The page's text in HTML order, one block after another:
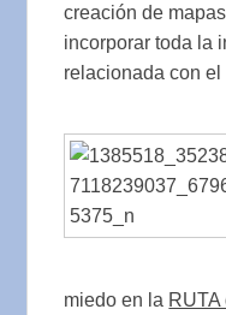
creación de
incorporar toda la
relacionada con
miedo en la RUTA